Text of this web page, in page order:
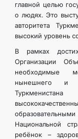
главной целью
о людях. Это
авторитета
высокий уровень
В рамках
Организации
необходимые
нынешнего и
Национальной
ребёнок –